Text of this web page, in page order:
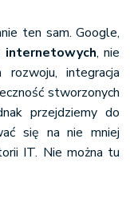
ten sam. Google,
internetowych, nie
integracja
stworzonych
przejdziemy do
się na nie mniej
IT. Nie można tu